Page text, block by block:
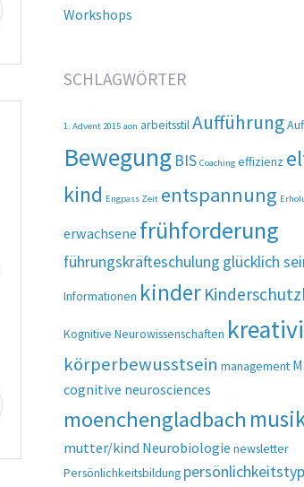
Workshops
SCHLAGWÖRTER
1. Advent 2015 aon arbeitsstilAufführung
Bewegung BIS Coaching effizienz
kind Engpass Zeit entspannung
erwachsene frühforderung
führungskräfteschulung glücklich
Informationen kinder
Kognitive Neurowissenschaften
körperbewusstsein management
cognitive neurosciences
moenchengladbach
mutter/kind Neurobiologie newsletter
Persönlichkeitsbildung